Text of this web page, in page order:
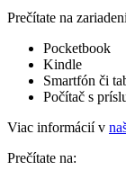
Prečítate na
Pocketbook
Kindle
Smartfón či
Počítač s
Viac informácií v
Prečítate na: